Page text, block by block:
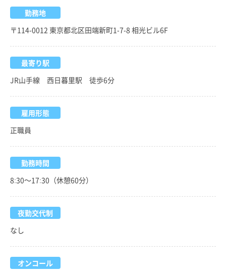
勤務地
〒114-0012 東京都北区田端新町1-7-8 相光ビル6F
最寄り駅
JR山手線 西日暮里駅 徒歩6分
雇用形態
正職員
勤務時間
8:30～17:30（休憩60分）
夜勤交代制
なし
オンコール